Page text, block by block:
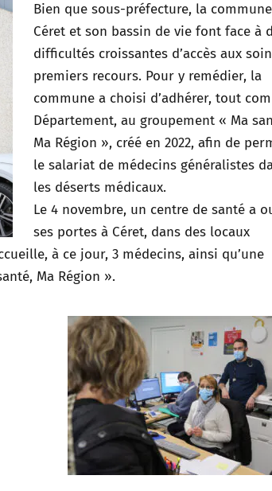
Bien que sous-préfecture, la
Céret et son bassin de vie font face à
difficultés croissantes d’accès aux
premiers recours. Pour y remédier, la
commune a choisi d’adhérer, tout
Département, au groupement « Ma
Ma Région », créé en 2022, afin de
le salariat de médecins généralistes
les déserts médicaux.
Le 4 novembre, un centre de santé a
ses portes à Céret, dans des locaux
à ce jour, 3 médecins, ainsi qu’une
Ma Région ».